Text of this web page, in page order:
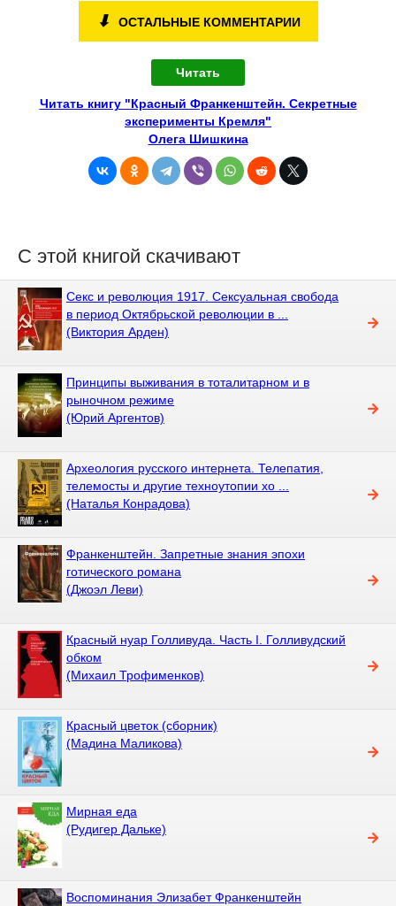
⬇ ОСТАЛЬНЫЕ КОММЕНТАРИИ
Читать
Читать книгу "Красный Франкенштейн. Секретные
эксперименты Кремля"
Олега Шишкина
С этой книгой скачивают
Секс и революция 1917. Сексуальная свобода
в период Октябрьской революции в ...
(Виктория Арден)
Принципы выживания в тоталитарном и в
рыночном режиме
(Юрий Аргентов)
Археология русского интернета. Телепатия,
телемосты и другие техноутопии хо ...
(Наталья Конрадова)
Франкенштейн. Запретные знания эпохи
готического романа
(Джоэл Леви)
Красный нуар Голливуда. Часть I. Голливудский
обком
(Михаил Трофименков)
Красный цветок (сборник)
(Мадина Маликова)
Мирная еда
(Рудигер Дальке)
Воспоминания Элизабет Франкенштейн